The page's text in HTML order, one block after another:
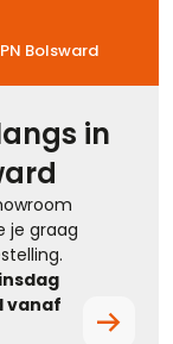
in
je graag
vanaf
Bolsward